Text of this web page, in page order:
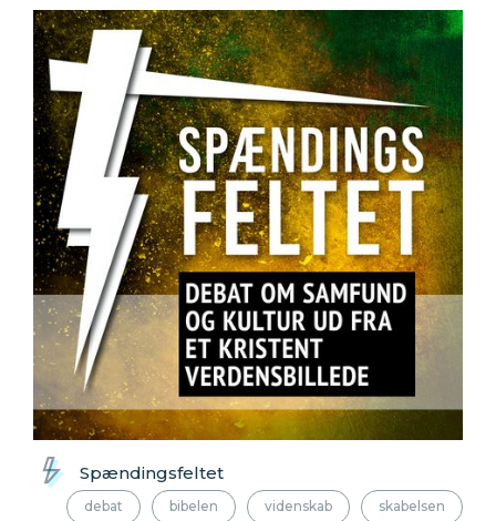
Spændingsfeltet
debat bibelen videnskab skabelsen